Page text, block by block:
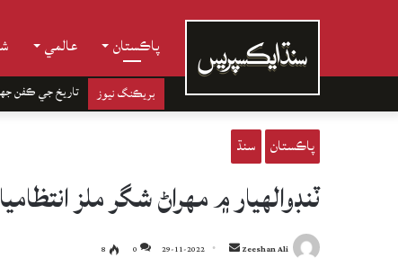
پاڪستان عالمي
بريڪنگ نيوز تاريخ جي ڪفن
پاڪستان سنڌ
ٽنڊوالهيار ۾ مهراڻ شگر ملز
Zeeshan Ali
Send
29-11-2022
0
8